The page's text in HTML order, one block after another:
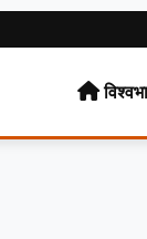
विश्व